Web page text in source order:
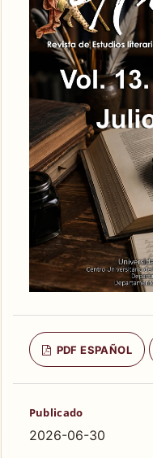
PDF ESPAÑOL
Publicado
2026-06-30